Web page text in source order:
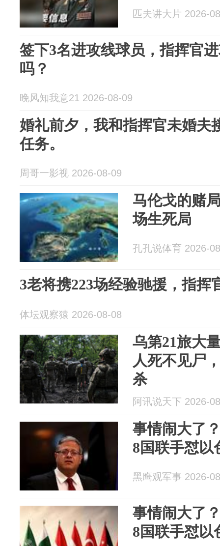
匹夫讲大片 2026-
签下3名进攻线球员，指挥官
吗？
晚风知我意21 2026-08-09
婚礼前夕，我和指挥官未婚夫
任务。
周哥一影视 2026-08-09
马伦戈的赌
场生死局
孔孔说体育 2026-
3老将携223场经验驰援，指挥
体坛观察猿 2026-08-08
乌第21旅大
人死不见尸
杀
阿讯说天下 2026-
事情闹大了
8国联手怼以
黑鹰观军事 2026-
事情闹大了
8国联手怼以